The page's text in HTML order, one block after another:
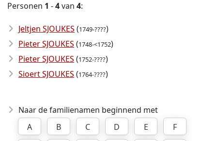
Personen 1 -4van 4:
Jeltjen SJOUKES (1749-????)
Pieter SJOUKES (1748-<1752)
Pieter SJOUKES (1752-????)
Sioert SJOUKES (1764-????)
Naar de familienamen beginnend met
A
B C D E
F